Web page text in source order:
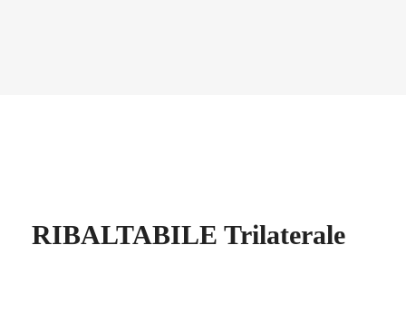
RIBALTABILE Trilaterale